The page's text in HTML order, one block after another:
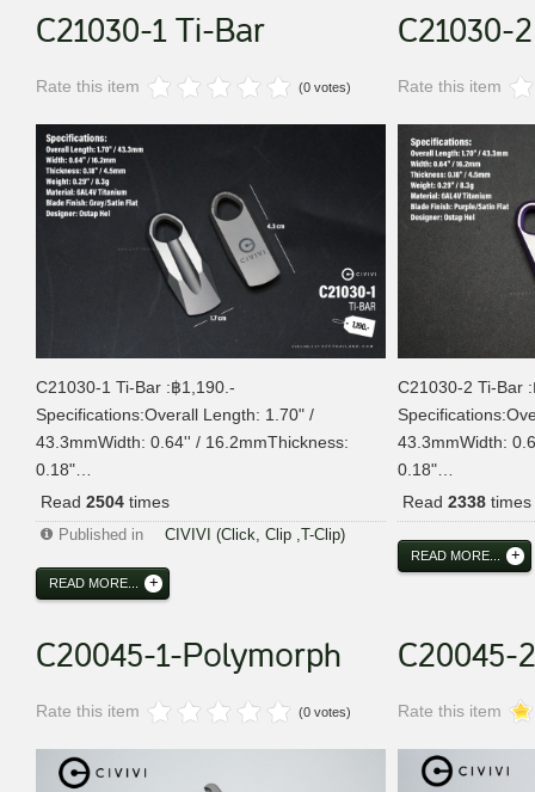
C21030-1 Ti-Bar
Rate this item (0 votes)
C21030-1 Ti-Bar :฿1,190.-
Specifications:Overall Length: 1.70" /
43.3mmWidth: 0.64'' / 16.2mmThickness:
0.18"…
Read 2504 times
Published in CIVIVI (Click, Clip ,T-Clip)
READ MORE...
C21030-
Rate this item
C21030-2 Ti-Bar
43.3mmWidth:
0.18"…
Read2338 times
READ MORE...
C20045-1-Polymorph
Rate this item (0 votes)
C20045-
Rate this item